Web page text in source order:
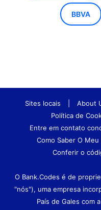
BBVA
Sites locais About
Política de
Entre em contato
Como Saber O Meu
Conferir o
O Bank.Codes é de
"nós"), uma empresa
País de Gales com